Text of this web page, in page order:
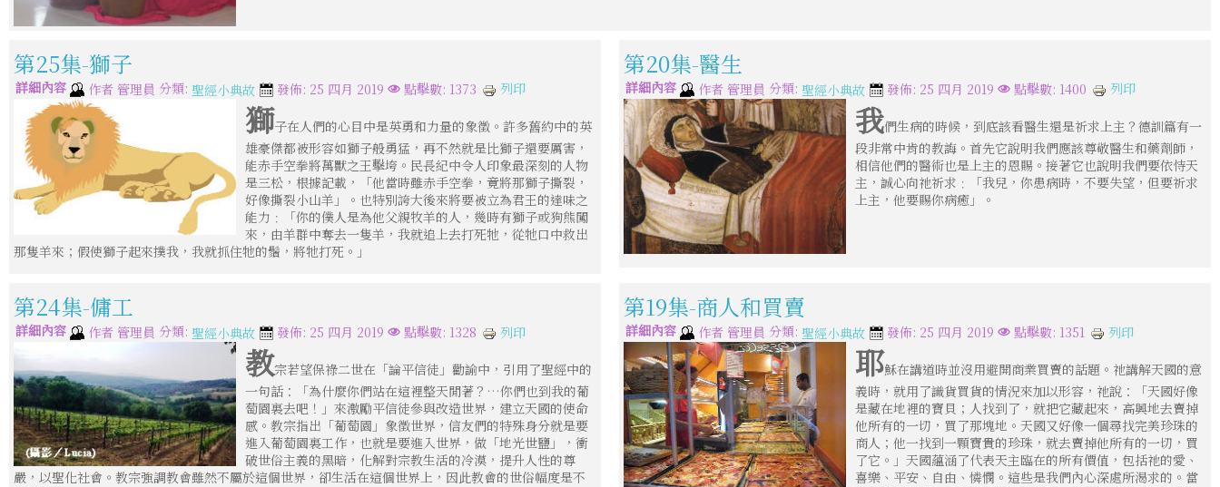
第25集-獅子
詳細內容 作者 管理員 分類: 聖經小典故 發佈: 25 四月 2019 點擊數: 1373 列印
獅子在人們的心目中是英勇和力量的象徵。許多舊約中的英
雄豪傑都被形容如獅子般勇猛，再不然就是比獅子還要厲害，
能赤手空拳將萬獸之王擊垮。民長紀中令人印象最深刻的人物
是三松，根據記載，「他當時雖赤手空拳，竟將那獅子撕裂，
好像撕裂小山羊」。也特別誇大後來將要被立為君王的達味之
能力﹕「你的僕人是為他父親牧羊的人，幾時有獅子或狗熊闖
來，由羊群中奪去一隻羊，我就追上去打死牠，從牠口中救出
那隻羊來；假使獅子起來撲我，我就抓住牠的鬚，將牠打死。」
第20集-醫生
詳細內容 作者 管理員 分類: 聖經小典故 發佈: 25 四月 2019 點擊數: 1400 列印
我們生病的時候，到底該看醫生還是祈求上主？德訓篇有一
段非常中肯的教誨。首先它說明我們應該尊敬醫生和藥劑師，
相信他們的醫術也是上主的恩賜。接著它也說明我們要依恃天
主，誠心向祂祈求﹕「我兒，你患病時，不要失望，但要祈求
上主，他要賜你病癒」。
第24集-傭工
詳細內容 作者 管理員 分類: 聖經小典故 發佈: 25 四月 2019 點擊數: 1328 列印
教宗若望保祿二世在「論平信徒」勸諭中，引用了聖經中的
一句話：「為什麼你們站在這裡整天閒著？…你們也到我的葡
萄園裏去吧！」來激勵平信徒參與改造世界，建立天國的使命
感。教宗指出「葡萄園」象徵世界，信友們的特殊身分就是要
進入葡萄園裏工作，也就是要進入世界，做「地光世鹽」，衝
破世俗主義的黑暗，化解對宗教生活的冷漠，提升人性的尊
嚴，以聖化社會。教宗強調教會雖然不屬於這個世界，卻生活在這個世界上，因此教會的世俗幅度是不
第19集-商人和買賣
詳細內容 作者 管理員 分類: 聖經小典故 發佈: 25 四月 2019 點擊數: 1351 列印
耶穌在講道時並沒用避開商業買賣的話題。祂講解天國的意
義時，就用了識貨買貨的情況來加以形容，祂說：「天國好像
是藏在地裡的寶貝；人找到了，就把它藏起來，高興地去賣掉
他所有的一切，買了那塊地。天國又好像一個尋找完美珍珠的
商人；他一找到一顆寶貴的珍珠，就去賣掉他所有的一切，買
了它。」天國蘊涵了代表天主臨在的所有價值，包括祂的愛、
喜樂、平安、自由、憐憫。這些是我們內心深處所渴求的。當